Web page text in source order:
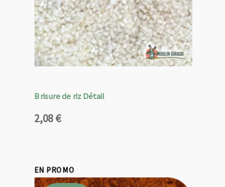
Brisure de riz Détail
2,08€
EN PROMO